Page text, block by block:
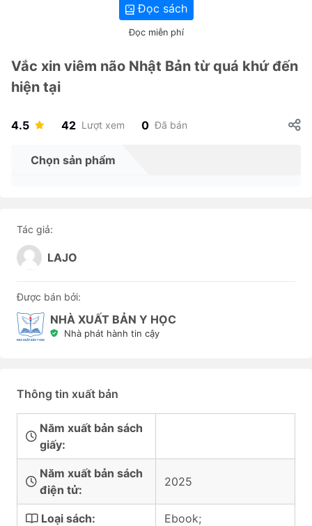
Đọc sách
Đọc miễn phí
Vắc xin viêm não Nhật Bản từ quá khứ đến
hiện tại
4.5 42 Lượt xem 0 Đã bán
Chọn sản phẩm
Tác giả:
LAJO
Được bán bởi:
NHÀ XUẤT BẢN Y HỌC
Nhà phát hành tin cậy
Thông tin xuất bản
Năm xuất bản sách
giấy:
Năm xuất bản sách
điện tử:
2025
Loại sách: Ebook;